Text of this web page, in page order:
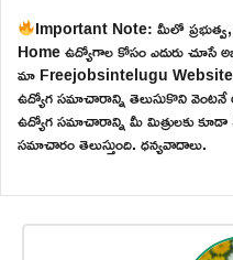
Important Note: మీలో
Home ఉద్యోగాల కోసం ఎదురు చూసే
మా Freejobsintelugu Website
ఉద్యోగ సమాచారాన్ని తెలుసుకొని వెంటనే ఆ
ఉద్యోగ సమాచారాన్ని మీ మిత్రులకు
సమాచారం తెలుస్తుంది. ధన్యవాదాలు.